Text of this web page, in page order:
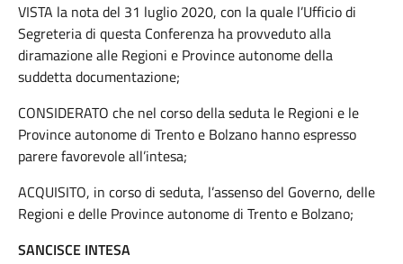
VISTA la nota del 31 luglio 2020, con la quale l’Ufficio di
Segreteria di questa Conferenza ha provveduto alla
diramazione alle Regioni e Province autonome della
suddetta documentazione;
CONSIDERATO che nel corso della seduta le Regioni e le
Province autonome di Trento e Bolzano hanno espresso
parere favorevole all’intesa;
ACQUISITO, in corso di seduta, l’assenso del Governo, delle
Regioni e delle Province autonome di Trento e Bolzano;
SANCISCE INTESA